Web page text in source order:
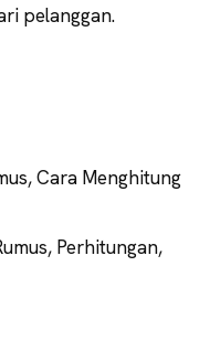
pelanggan.
Cara Menghitung
Perhitungan,